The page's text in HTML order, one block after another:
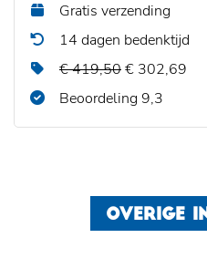
Gratis verzending
14 dagen bedenktijd
€ 419,50€ 302,69
Beoordeling 9,3
OVERIGE